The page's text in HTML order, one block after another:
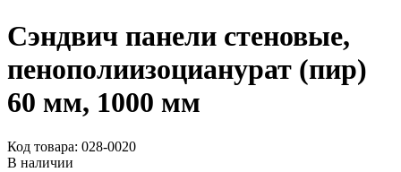
Сэндвич панели стеновые,
пенополиизоцианурат (пир)
60 мм, 1000 мм
Код товара: 028-0020
В наличии